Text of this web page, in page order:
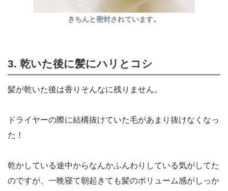
きちんと密封されています。
3. 乾いた後に髪にハリとコシ
髪が乾いた後は香りそんなに残りません。
ドライヤーの際に結構抜けていた毛があまり抜けなくなっ
た！
乾かしている途中からなんかふんわりしている気がしてた
のですが、一晩寝て朝起きても髪のボリューム感がしっか